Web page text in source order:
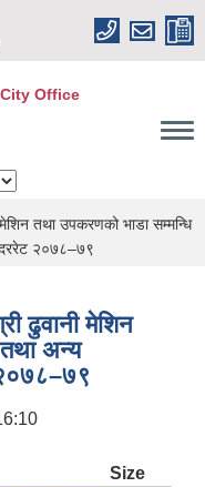
Office
मेशिन तथा उपकरणको भाडा सम्मन्धि
दररेट २०७८–७९
ढुवानी मेशिन
अन्य
Size